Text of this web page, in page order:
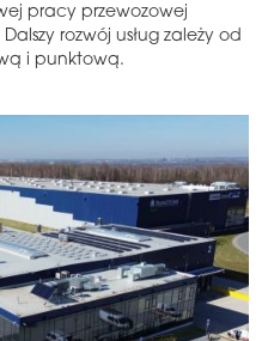
pracy przewozowej
rozwój usług zależy od
i punktową.